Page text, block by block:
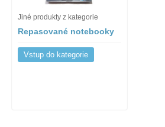
Jiné produkty z kategorie
Repasované notebooky
Vstup do kategorie